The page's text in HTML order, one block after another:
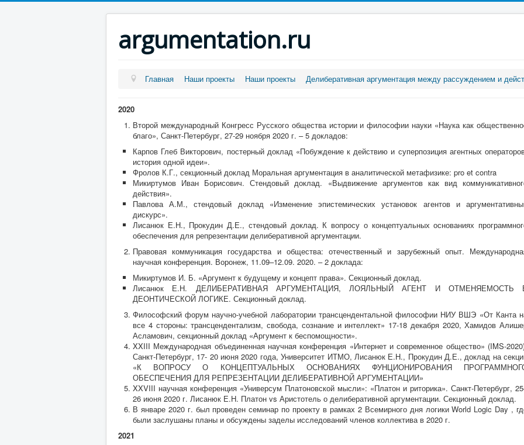
argumentation.ru
Главная Наши проекты Наши проекты Делиберативная аргументация между рассуждением и
2020
Второй международный Конгресс Русского общества истории и философии науки «Наука как
благо», Санкт-Петербург, 27-29 ноября 2020 г. – 5 докладов:
Карпов Глеб Викторович, постерный доклад «Побуждение к действию и суперпозиция агентных
история одной идеи».
Фролов К.Г., секционный доклад Моральная аргументация в аналитической метафизике: pro et contra
Микиртумов Иван Борисович. Стендовый доклад. «Выдвижение аргументов как вид
действия».
Павлова А.М., стендовый доклад «Изменение эпистемических установок агентов и
дискурс».
Лисанюк Е.Н., Прокудин Д.Е., стендовый доклад. К вопросу о концептуальных основаниях
обеспечения для репрезентации делиберативной аргументации.
Правовая коммуникация государства и общества: отечественный и зарубежный опыт.
научная конференция. Воронеж, 11.09–12.09. 2020. – 2 доклада:
Микиртумов И. Б. «Аргумент к будущему и концепт права». Секционный доклад.
Лисанюк Е.Н. ДЕЛИБЕРАТИВНАЯ АРГУМЕНТАЦИЯ, ЛОЯЛЬНЫЙ АГЕНТ И ОТМЕНЯЕМОСТЬ
ДЕОНТИЧЕСКОЙ ЛОГИКЕ. Секционный доклад.
Философский форум научно-учебной лаборатории трансцендентальной философии НИУ ВШЭ «От Канта
все 4 стороны: трансцендентализм, свобода, сознание и интеллект» 17-18 декабря 2020, Хамидов
Асламович, секционный доклад «Аргумент к беспомощности».
XXIII Международная объединенная научная конференция «Интернет и современное общество» (IMS-
Санкт-Петербург, 17- 20 июня 2020 года, Университет ИТМО, Лисанюк Е.Н., Прокудин Д.Е., доклад на
«К ВОПРОСУ О КОНЦЕПТУАЛЬНЫХ ОСНОВАНИЯХ ФУНЦИОНИРОВАНИЯ
ОБЕСПЕЧЕНИЯ ДЛЯ РЕПРЕЗЕНТАЦИИ ДЕЛИБЕРАТИВНОЙ АРГУМЕНТАЦИИ»
XXVIII научная конференция «Универсум Платоновской мысли»: «Платон и риторика». Санкт-Петербург,
26 июня 2020 г. Лисанюк Е.Н. Платон vs Аристотель о делиберативной аргументации. Секционный доклад.
В январе 2020 г. был проведен семинар по проекту в рамках 2 Всемирного дня логики World Logic Day ,
были заслушаны планы и обсуждены заделы исследований членов коллектива в 2020 г.
2021